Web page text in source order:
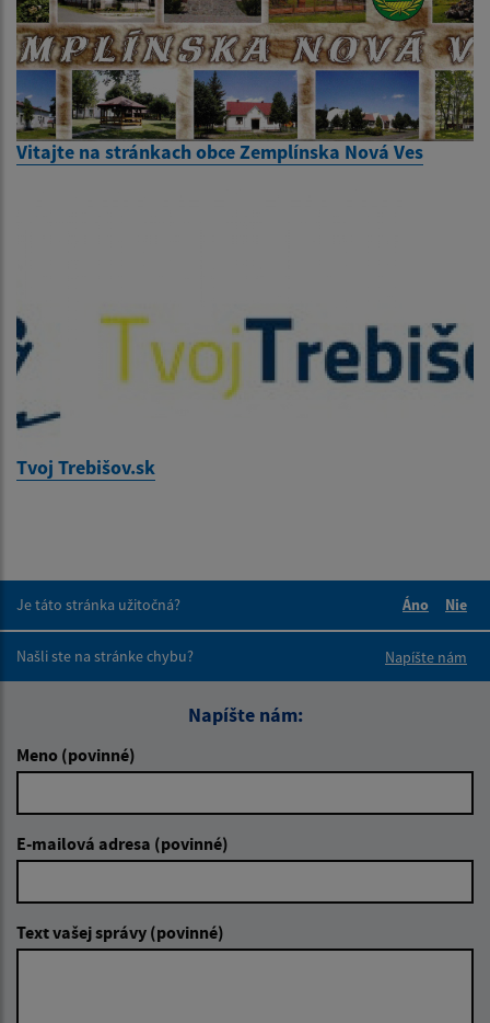
Vitajte na stránkach obce Zemplínska Nová Ves
Tvoj Trebišov.sk
Je táto stránka užitočná?
Áno
Nie
Našli ste na stránke chybu?
Napíšte nám
Napíšte nám:
Meno (povinné)
E-mailová adresa (povinné)
Text vašej správy (povinné)